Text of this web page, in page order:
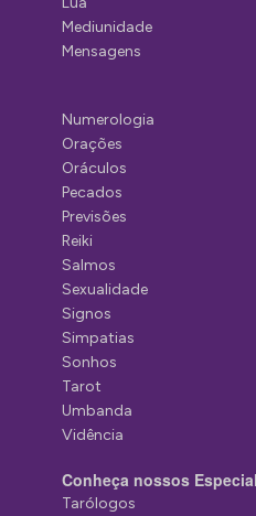
Mediunidade
Mensagens
Numerologia
Orações
Oráculos
Pecados
Previsões
Reiki
Salmos
Sexualidade
Signos
Simpatias
Sonhos
Tarot
Umbanda
Vidência
Conheça nossos
Tarólogos